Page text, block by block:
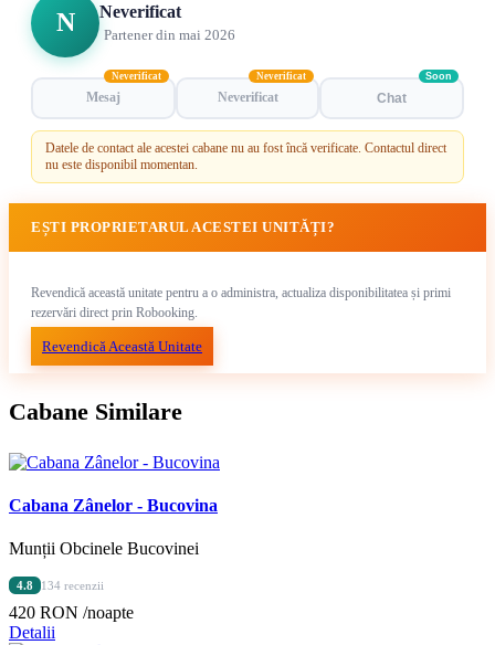
N Neverificat
Partener din mai 2026
Mesaj
Neverificat
Neverificat
Neverificat
Chat
Soon
Datele de contact ale acestei cabane nu au fost încă verificate. Contactul direct
nu este disponibil momentan.
EȘTI PROPRIETARUL ACESTEI UNITĂȚI?
Revendică această unitate pentru a o administra, actualiza disponibilitatea și primi
rezervări direct prin Robooking.
Revendică Această Unitate
Cabane Similare
Cabana Zânelor - Bucovina
Munții Obcinele Bucovinei
4.8 134 recenzii
420 RON /noapte
Detalii